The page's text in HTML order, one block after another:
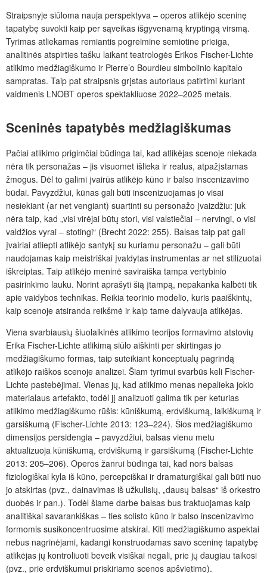
Straipsnyje siūloma nauja perspektyva – operos atlikėjo sceninę
tapatybę suvokti kaip per sąveikas išgyvenamą kryptingą virsmą.
Tyrimas atliekamas remiantis pogreimine semiotine prieiga,
analitinės atspirties tašku laikant teatrologės Erikos Fischer-Lichte
atlikimo medžiagiškumo ir Pierre’o Bourdieu simbolinio kapitalo
sampratas. Taip pat straipsnis grįstas autoriaus patirtimi kuriant
vaidmenis LNOBT operos spektakliuose 2022–2025 metais.
Sceninės tapatybės medžiagiškumas
Pačiai atlikimo prigimčiai būdinga tai, kad atlikėjas scenoje niekada
nėra tik personažas – jis visuomet išlieka ir realus, atpažįstamas
žmogus. Dėl to galimi įvairūs atlikėjo kūno ir balso inscenizavimo
būdai. Pavyzdžiui, kūnas gali būti inscenizuojamas jo visai
nesiekiant (ar net vengiant) suartinti su personažo įvaizdžiu: juk
nėra taip, kad „visi virėjai būtų stori, visi valstiečiai – nervingi, o visi
valdžios vyrai – stotingi“ (Brecht 2022: 255). Balsas taip pat gali
įvairiai atliepti atlikėjo santykį su kuriamu personažu – gali būti
naudojamas kaip meistriškai įvaldytas instrumentas ar net stilizuotai
iškreiptas. Taip atlikėjo meninė saviraiška tampa vertybinio
pasirinkimo lauku. Norint aprašyti šią įtampą, nepakanka kalbėti tik
apie vaidybos technikas. Reikia teorinio modelio, kuris paaiškintų,
kaip scenoje atsiranda reikšmė ir kaip tame dalyvauja atlikėjas.
Viena svarbiausių šiuolaikinės atlikimo teorijos formavimo atstovių
Erika Fischer-Lichte atlikimą siūlo aiškinti per skirtingas jo
medžiagiškumo formas, taip suteikiant konceptualų pagrindą
atlikėjo raiškos scenoje analizei. Šiam tyrimui svarbūs keli Fischer-
Lichte pastebėjimai. Vienas jų, kad atlikimo menas nepalieka jokio
materialaus artefakto, todėl jį analizuoti galima tik per keturias
atlikimo medžiagiškumo rūšis: kūniškumą, erdviškumą, laikiškumą ir
garsiškumą (Fischer-Lichte 2013: 123–224). Šios medžiagiškumo
dimensijos persidengia – pavyzdžiui, balsas vienu metu
aktualizuoja kūniškumą, erdviškumą ir garsiškumą (Fischer-Lichte
2013: 205–206). Operos žanrui būdinga tai, kad nors balsas
fiziologiškai kyla iš kūno, percepciškai ir dramaturgiškai gali būti nuo
jo atskirtas (pvz., dainavimas iš užkulisių, „dausų balsas“ iš orkestro
duobės ir pan.). Todėl šiame darbe balsas bus traktuojamas kaip
analitiškai savarankiškas – ties solisto kūno ir balso inscenizavimo
formomis susikoncentruosime atskirai. Kiti medžiagiškumo aspektai
nebus nagrinėjami, kadangi konstruodamas savo sceninę tapatybę
atlikėjas jų kontroliuoti beveik visiškai negali, prie jų daugiau taikosi
(pvz., prie erdviškumui priskiriamo scenos apšvietimo).